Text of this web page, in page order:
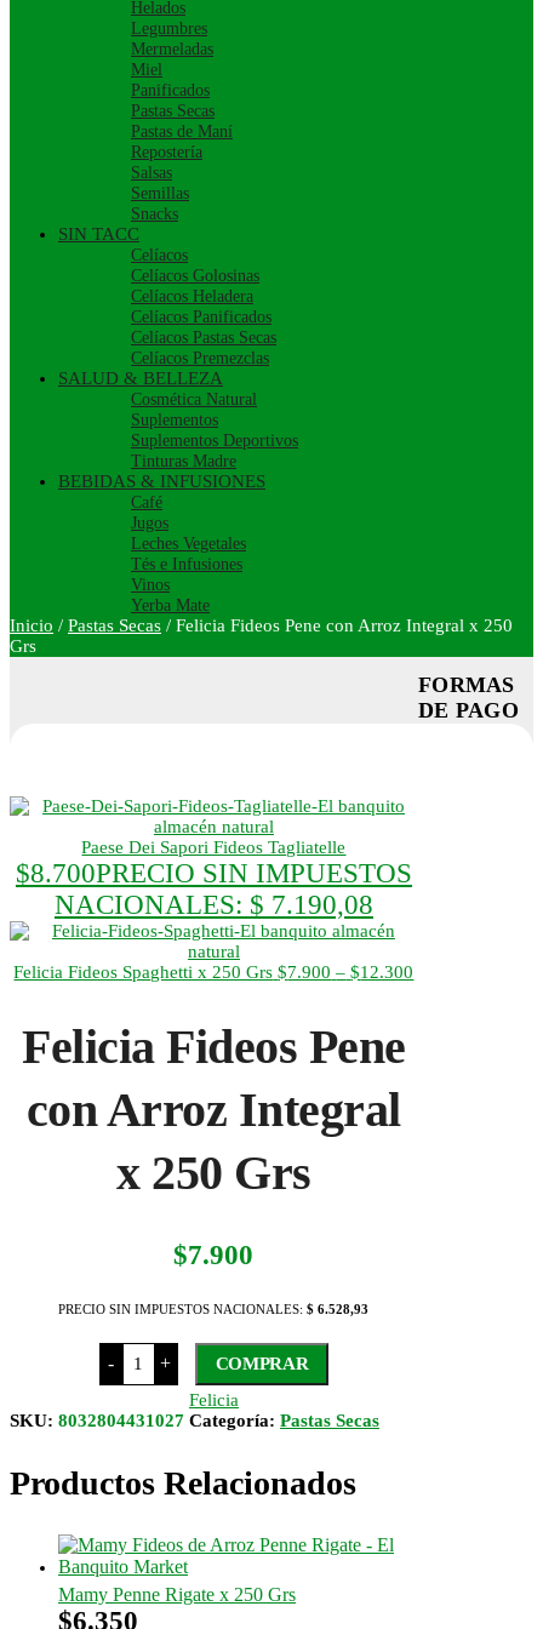
Helados
Legumbres
Mermeladas
Miel
Panificados
Pastas Secas
Pastas de Maní
Repostería
Salsas
Semillas
Snacks
SIN TACC
Celíacos
Celíacos Golosinas
Celíacos Heladera
Celíacos Panificados
Celíacos Pastas Secas
Celíacos Premezclas
SALUD & BELLEZA
Cosmética Natural
Suplementos
Suplementos Deportivos
Tinturas Madre
BEBIDAS & INFUSIONES
Café
Jugos
Leches Vegetales
Tés e Infusiones
Vinos
Yerba Mate
Inicio / Pastas Secas / Felicia Fideos Pene con Arroz Integral x 250
Grs
Paese Dei Sapori Fideos Tagliatelle
$8.700PRECIO SIN IMPUESTOS
NACIONALES: $ 7.190,08
Felicia Fideos Spaghetti x 250 Grs $7.900 – $12.300
Felicia Fideos Pene
con Arroz Integral
x 250 Grs
$7.900
PRECIO SIN IMPUESTOS NACIONALES:$ 6.528,93
-
Felicia
Fideos
Pene
Arroz
250
Grs
+
COMPRAR
Felicia
SKU: 8032804431027 Categoría: Pastas Secas
Productos Relacionados
Mamy Penne Rigate x 250 Grs
$6.350
FORMAS
DE PAGO